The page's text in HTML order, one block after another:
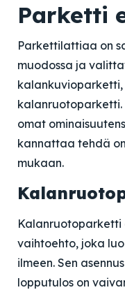
Parketti
Parkettilattiaa on
muodossa ja
omat
kannattaa tehdä
mukaan.
Kalanruotoparketti
vaihtoehto, joka
ilmeen. Sen
lopputulos on